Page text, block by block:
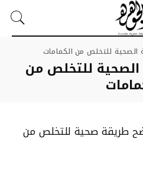
الصحية للتخلص من الكمامات
الصحية للتخلص من